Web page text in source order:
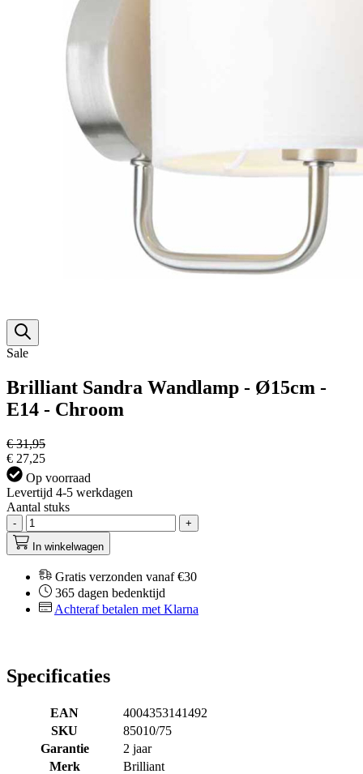
Sale
Brilliant Sandra Wandlamp - Ø15cm -
E14 - Chroom
€ 31,95
€ 27,25
Op voorraad
Levertijd 4-5 werkdagen
Aantal stuks
-
+
In winkelwagen
Gratis verzonden vanaf €30
365 dagen bedenktijd
Achteraf betalen met Klarna
Specificaties
EAN
4004353141492
SKU
85010/75
Garantie
2 jaar
Merk
Brilliant